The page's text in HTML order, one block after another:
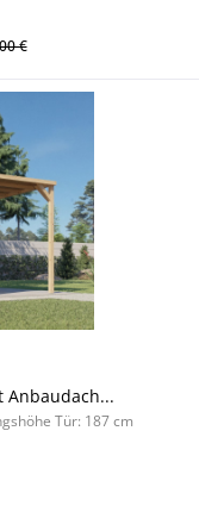
€
Anbaudach...
Tür: 187 cm